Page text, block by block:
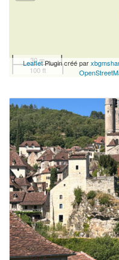
30 m
100 ft
LeafletPlugin créé par